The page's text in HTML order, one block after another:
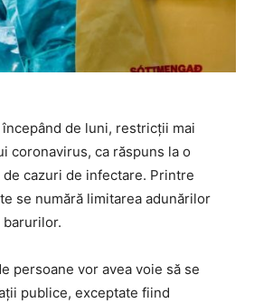
de luni, restricţii mai
coronavirus, ca răspuns la o
cazuri de infectare. Printre
se numără limitarea adunărilor
persoane vor avea voie să se
publice, exceptate fiind